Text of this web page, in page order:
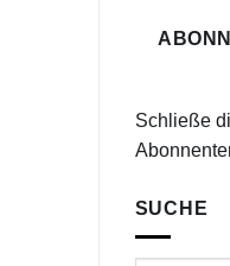
Schließe
SUCHE